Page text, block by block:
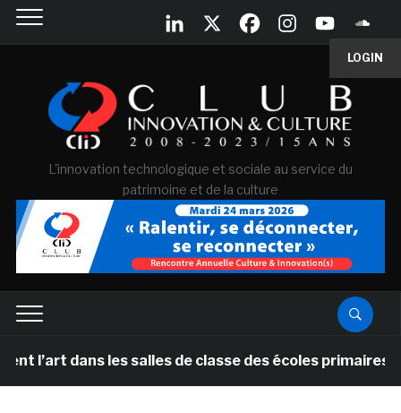
LOGIN
L'innovation technologique et sociale au service du
patrimoine et de la culture
dans les salles de classe des écoles primaires des